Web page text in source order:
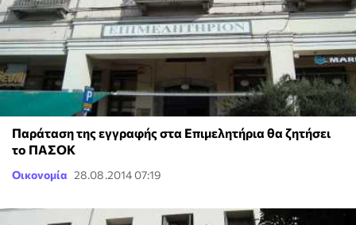
Παράταση της εγγραφής στα Επιμελητήρια θα ζητήσει
το ΠΑΣΟΚ
Οικονομία 28.08.2014 07:19